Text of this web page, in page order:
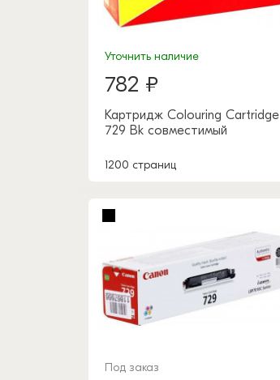
Уточнить наличие
782 ₽
Картридж Colouring Cartridge
729 Bk совместимый
1200 страниц
Под заказ